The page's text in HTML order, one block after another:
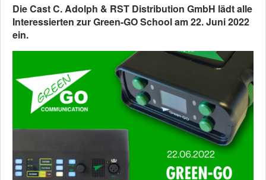
Die Cast C. Adolph & RST Distribution GmbH lädt alle
Interessierten zur Green-GO School am 22. Juni 2022
ein.